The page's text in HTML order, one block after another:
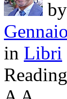
by
in Libri